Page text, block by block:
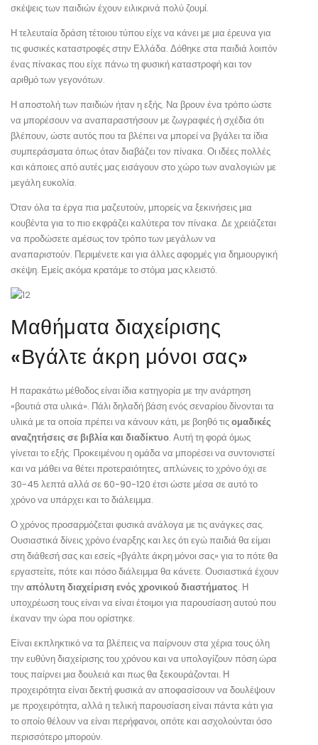
σκέψεις των παιδιών έχουν ειλικρινά πολύ ζουμί.
Η τελευταία δράση τέτοιου τύπου είχε να κάνει με μια έρευνα για
τις φυσικές καταστροφές στην Ελλάδα. Δόθηκε στα παιδιά λοιπόν
ένας πίνακας που είχε πάνω τη φυσική καταστροφή και τον
αριθμό των γεγονότων.
Η αποστολή των παιδιών ήταν η εξής. Να βρουν ένα τρόπο ώστε
να μπορέσουν να αναπαραστήσουν με ζωγραφιές ή σχέδια ότι
βλέπουν, ώστε αυτός που τα βλέπει να μπορεί να βγάλει τα ίδια
συμπεράσματα όπως όταν διαβάζει τον πίνακα. Οι ιδέες πολλές
και κάποιες από αυτές μας εισάγουν στο χώρο των αναλογιών με
μεγάλη ευκολία.
Όταν όλα τα έργα πια μαζευτούν, μπορείς να ξεκινήσεις μια
κουβέντα για το πιο εκφράζει καλύτερα τον πίνακα. Δε χρειάζεται
να προδώσετε αμέσως τον τρόπο των μεγάλων να
αναπαριστούν. Περιμένετε και για άλλες αφορμές για δημιουργική
σκέψη. Εμείς ακόμα κρατάμε το στόμα μας κλειστό.
Μαθήματα διαχείρισης
«Βγάλτε άκρη μόνοι σας»
Η παρακάτω μέθοδος είναι ίδια κατηγορία με την ανάρτηση
«βουτιά στα υλικά». Πάλι δηλαδή βάση ενός σεναρίου δίνονται τα
υλικά με τα οποία πρέπει να κάνουν κάτι, με βοηθό τιςομαδικές
αναζητήσεις σε βιβλία και διαδίκτυο. Αυτή τη φορά όμως
γίνεται το εξής. Προκειμένου η ομάδα να μπορέσει να συντονιστεί
και να μάθει να θέτει προτεραιότητες, απλώνεις το χρόνο όχι σε
30-45 λεπτά αλλά σε 60-90-120 έτσι ώστε μέσα σε αυτό το
χρόνο να υπάρχει και το διάλειμμα.
Ο χρόνος προσαρμόζεται φυσικά ανάλογα με τις ανάγκες σας.
Ουσιαστικά δίνεις χρόνο έναρξης και λες ότι εγώ παιδιά θα είμαι
στη διάθεσή σας και εσείς «βγάλτε άκρη μόνοι σας» για το πότε θα
εργαστείτε, πότε και πόσο διάλειμμα θα κάνετε. Ουσιαστικά έχουν
την απόλυτη διαχείριση ενός χρονικού διαστήματος. Η
υποχρέωση τους είναι να είναι έτοιμοι για παρουσίαση αυτού που
έκαναν την ώρα που ορίστηκε.
Είναι εκπληκτικό να τα βλέπεις να παίρνουν στα χέρια τους όλη
την ευθύνη διαχείρισης του χρόνου και να υπολογίζουν πόση ώρα
τους παίρνει μια δουλειά και πως θα ξεκουράζονται. Η
προχειρότητα είναι δεκτή φυσικά αν αποφασίσουν να δουλέψουν
με προχειρότητα, αλλά η τελική παρουσίαση είναι πάντα κάτι για
το οποίο θέλουν να είναι περήφανοι, οπότε και ασχολούνται όσο
περισσότερο μπορούν.